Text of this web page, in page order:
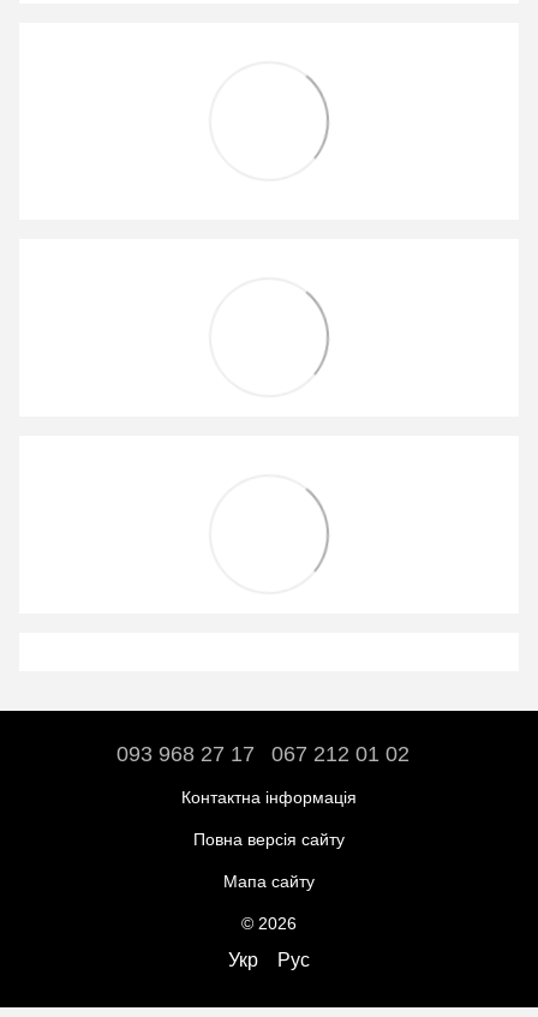
093 968 27 17 067 212 01 02
Контактна інформація
Повна версія сайту
Мапа сайту
© 2026
Укр Рус